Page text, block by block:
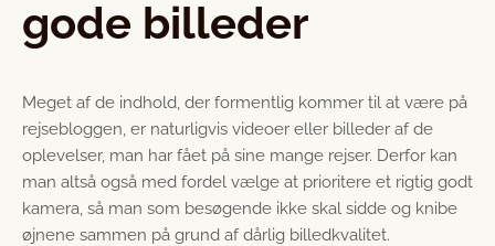
gode billeder
Meget af de indhold, der formentlig kommer til at være på
rejsebloggen, er naturligvis videoer eller billeder af de
oplevelser, man har fået på sine mange rejser. Derfor kan
man altså også med fordel vælge at prioritere et rigtig godt
kamera, så man som besøgende ikke skal sidde og knibe
øjnene sammen på grund af dårlig billedkvalitet.